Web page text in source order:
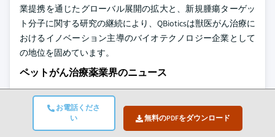
お電話くださ
い
無料のPDFをダウンロード
業提携を通じたグローバル展開の拡大と、新規腫瘍ターゲッ
ト分子に関する研究の継続により、QBioticsは獣医がん治療に
おけるイノベーション主導のバイオテクノロジー企業として
の地位を固めています。
ペットがん治療薬業界のニュース
2024年8月、ワンヘルスカンパニーのフラッグシップブラ
ンドであるFidoCureが、米国特許商標庁（USPTO）から犬
のがん治療を目的とした革新的なターゲット治療薬とバイ
オマーカーに関する特許を取得しました。この新しい治療